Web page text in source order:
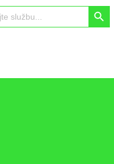
Search Button